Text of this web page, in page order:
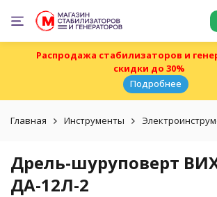
Распродажа стабилизаторов и
скидки до 30%
Подробнее
Главная Инструменты
Дрель-шуруповерт
ДА-12Л-2